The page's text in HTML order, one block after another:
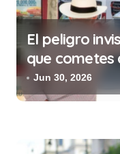
El peligro
que cometes
trabajo (y la
costar la
Jun 30, 2026